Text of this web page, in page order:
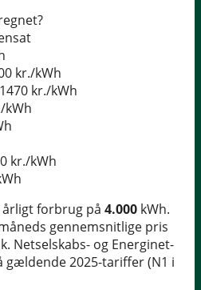
kr./kWh
kr./kWh
kWh
kr./kWh
forbrug på 4.000 kWh.
gennemsnitlige pris
Netselskabs- og Energinet-
2025-tariffer (N1 i